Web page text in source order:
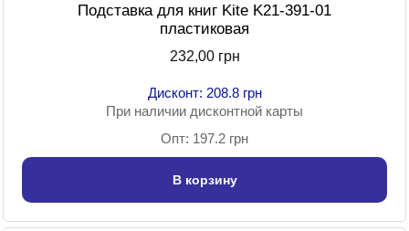
Подставка для книг Kite K21-391-01
пластиковая
232,00 грн
Дисконт: 208.8 грн
При наличии дисконтной карты
Опт: 197.2 грн
В корзину